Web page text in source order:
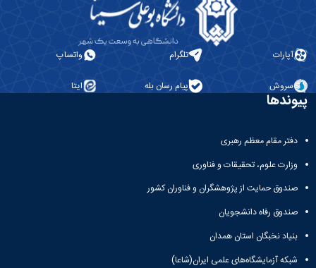
آپارات تلگرام واتساپ
سروش پیام رسان بله ایتا
پیوندها
دفتر مقام معظم رهبری
وزارت علوم، تحقیقات و فناوری
صندوق حمایت از پژوهشگران و فناوران کشور
صندوق رفاه دانشجویان
بنیاد نخبگان استان همدان
شبکه آزمایشگاه‌های علمی ایران(شاعا)